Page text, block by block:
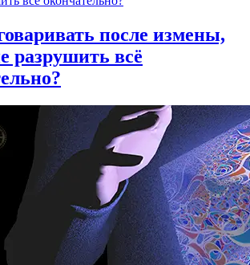
после измены,
разрушить всё